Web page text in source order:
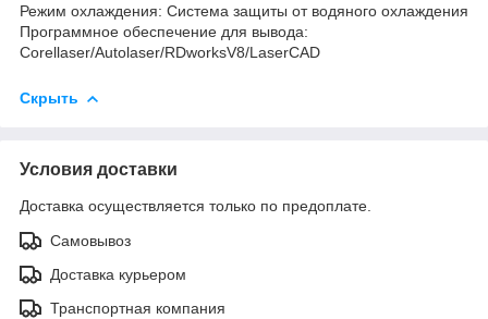
Режим охлаждения: Система защиты от водяного охлаждения
Программное обеспечение для вывода:
Corellaser/Autolaser/RDworksV8/LaserCAD
Скрыть
Условия доставки
Доставка осуществляется только по предоплате.
Самовывоз
Доставка курьером
Транспортная компания